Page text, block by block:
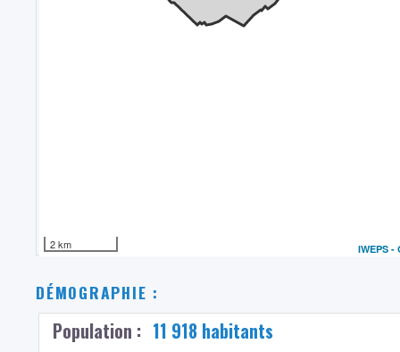
2 km IWEPS -
DÉMOGRAPHIE :
Population : 11 918 habitants